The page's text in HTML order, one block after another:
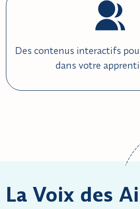
Des contenus interactifs
dans votre
La Voix des